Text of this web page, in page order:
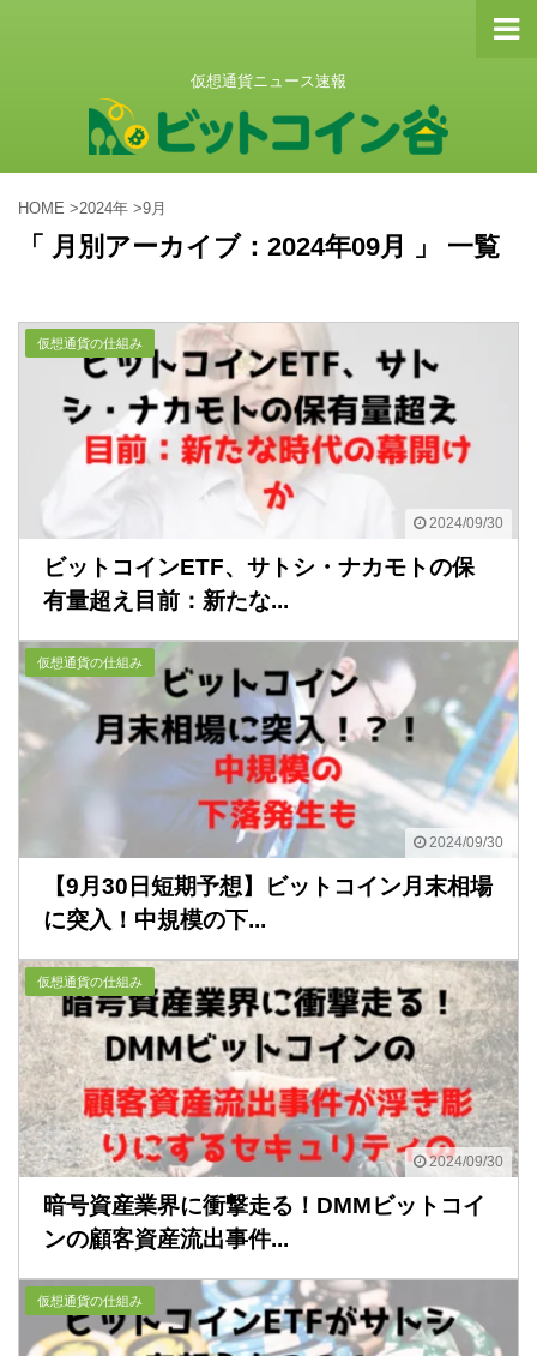
仮想通貨ニュース速報
HOME >2024年 >9月
「 月別アーカイブ：2024年09月 」 一覧
2024/09/30
仮想通貨の仕組み
ビットコインETF、サトシ・ナカモトの保
有量超え目前：新たな...
2024/09/30
仮想通貨の仕組み
【9月30日短期予想】ビットコイン月末相場
に突入！中規模の下...
2024/09/30
仮想通貨の仕組み
暗号資産業界に衝撃走る！DMMビットコイ
ンの顧客資産流出事件...
仮想通貨の仕組み